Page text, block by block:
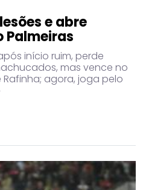
e abre
Palmeiras
início ruim, perde
mas vence no
agora, joga pelo